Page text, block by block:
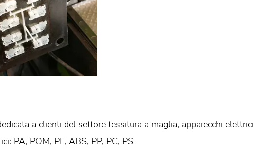
a clienti del settore tessitura a maglia, apparecchi elettrici
PA, POM, PE, ABS, PP, PC, PS.